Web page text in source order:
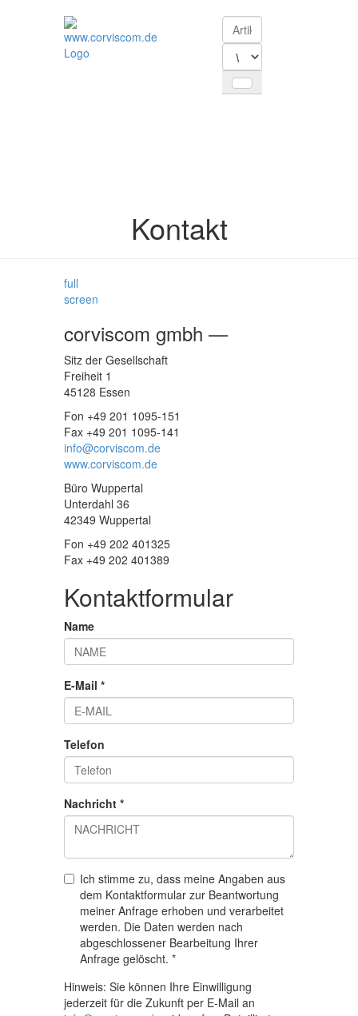
Kontakt
full
screen
corviscom gmbh —
Sitz der Gesellschaft
Freiheit 1
45128 Essen
Fon +49 201 1095-151
Fax +49 201 1095-141
info@corviscom.de
www.corviscom.de
Büro Wuppertal
Unterdahl 36
42349 Wuppertal
Fon +49 202 401325
Fax +49 202 401389
Kontaktformular
Name
E-Mail *
Telefon
Nachricht *
Ich stimme zu, dass meine Angaben aus
dem Kontaktformular zur Beantwortung
meiner Anfrage erhoben und verarbeitet
werden. Die Daten werden nach
abgeschlossener Bearbeitung Ihrer
Anfrage gelöscht. *
Hinweis: Sie können Ihre Einwilligung
jederzeit für die Zukunft per E-Mail an